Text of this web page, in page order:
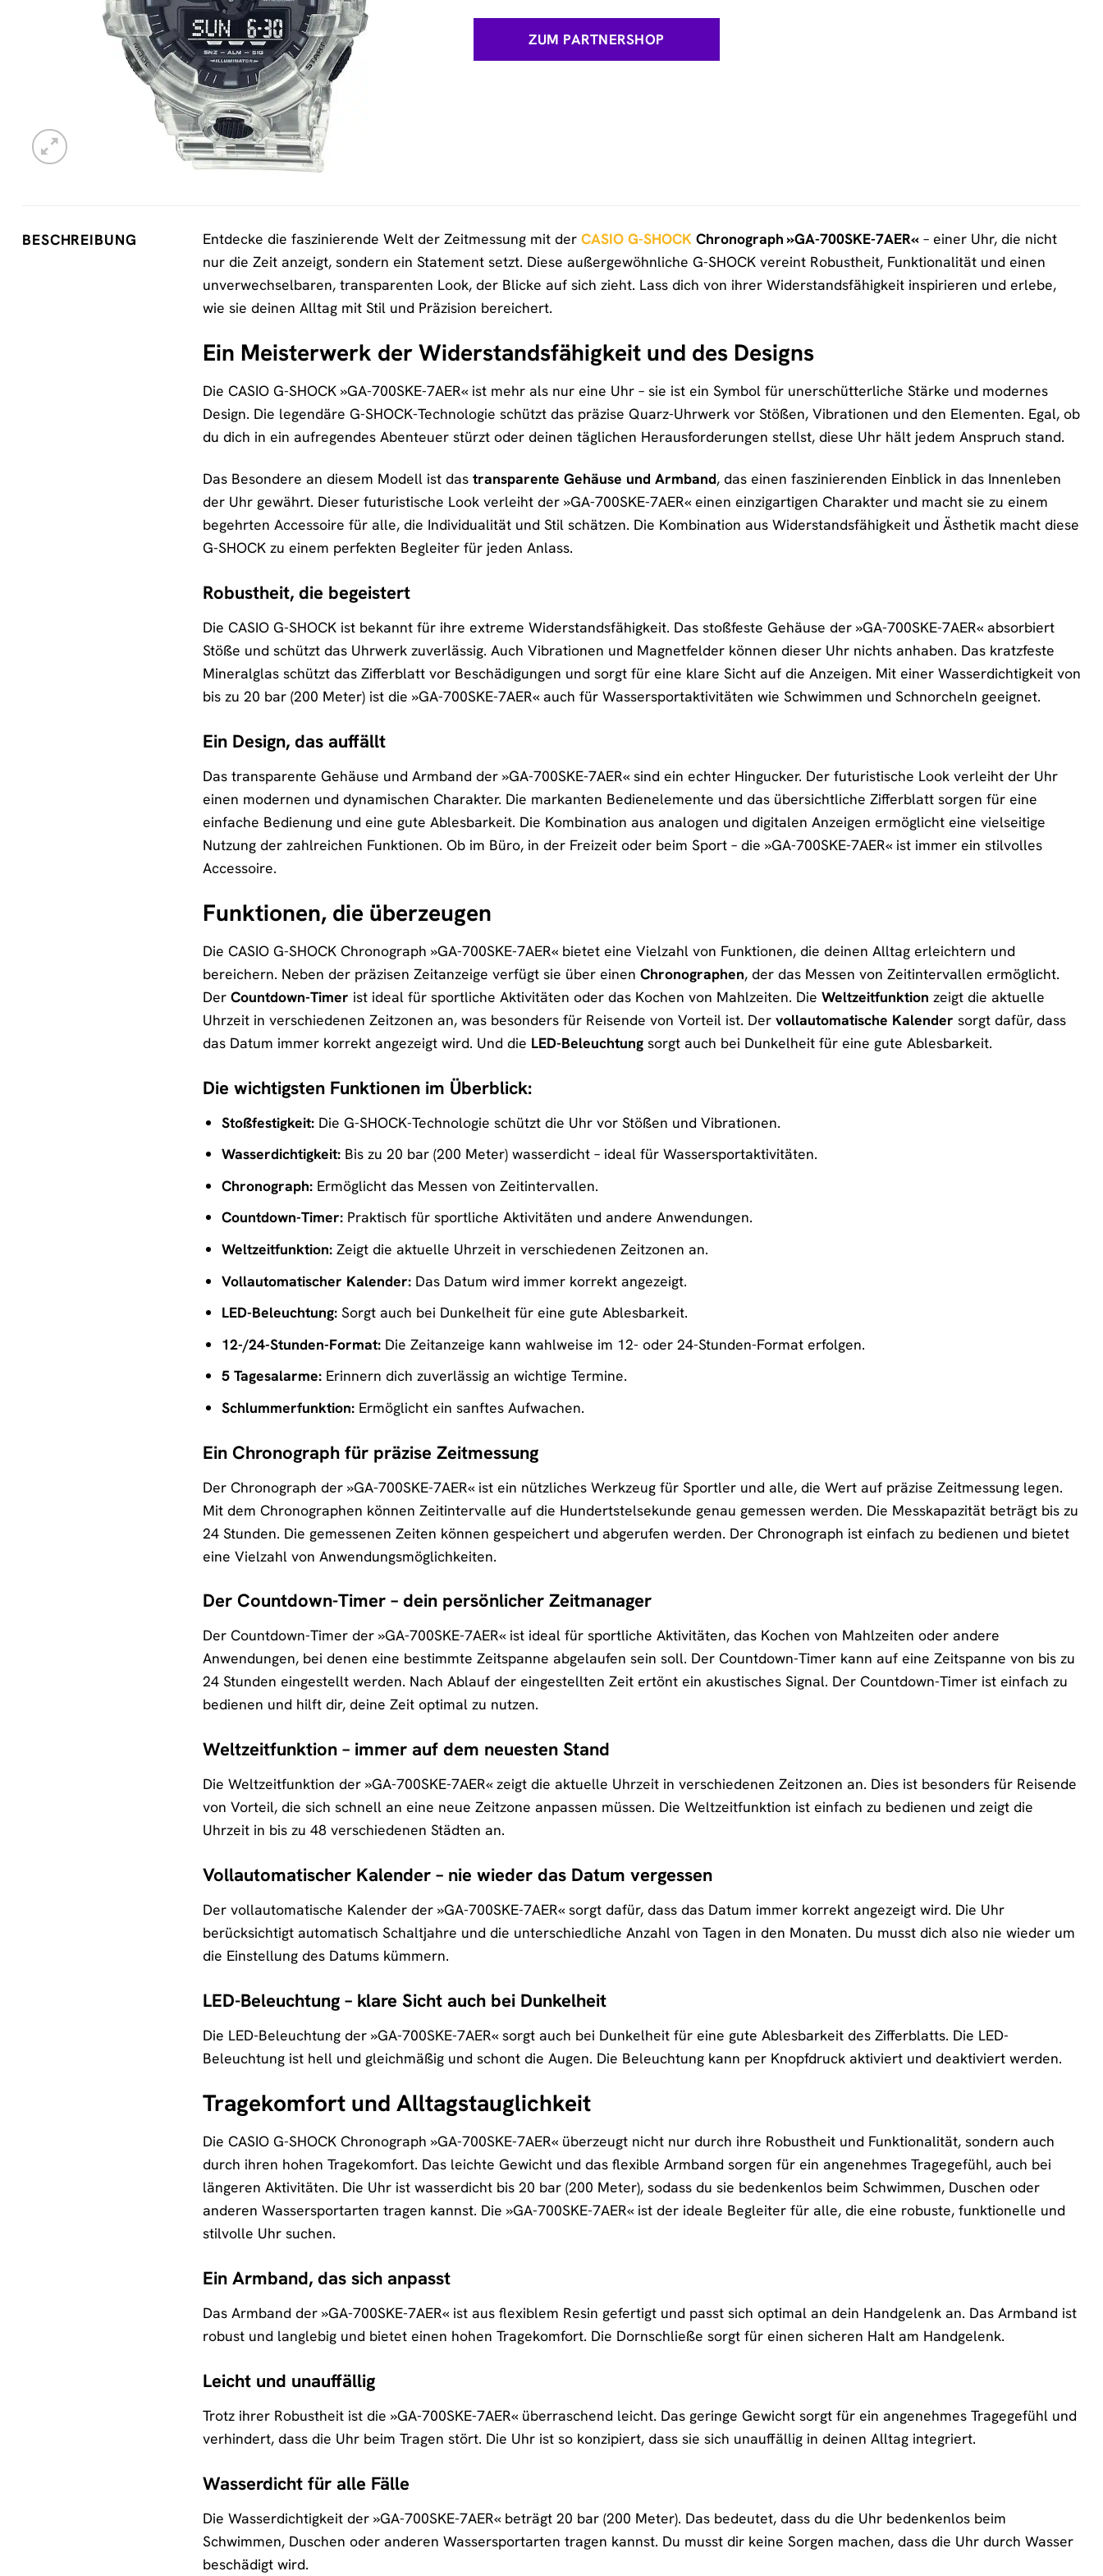
ZUM PARTNERSHOP
BESCHREIBUNG Entdecke die faszinierende Welt der Zeitmessung mit der CASIO G-SHOCK Chronograph »GA-700SKE-7AER« – einer Uhr, die nicht
nur die Zeit anzeigt, sondern ein Statement setzt. Diese außergewöhnliche G-SHOCK vereint Robustheit, Funktionalität und einen
unverwechselbaren, transparenten Look, der Blicke auf sich zieht. Lass dich von ihrer Widerstandsfähigkeit inspirieren und erlebe,
wie sie deinen Alltag mit Stil und Präzision bereichert.
Ein Meisterwerk der Widerstandsfähigkeit und des Designs
Die CASIO G-SHOCK »GA-700SKE-7AER« ist mehr als nur eine Uhr – sie ist ein Symbol für unerschütterliche Stärke und modernes
Design. Die legendäre G-SHOCK-Technologie schützt das präzise Quarz-Uhrwerk vor Stößen, Vibrationen und den Elementen. Egal, ob
du dich in ein aufregendes Abenteuer stürzt oder deinen täglichen Herausforderungen stellst, diese Uhr hält jedem Anspruch stand.
Das Besondere an diesem Modell ist das transparente Gehäuse und Armband, das einen faszinierenden Einblick in das Innenleben
der Uhr gewährt. Dieser futuristische Look verleiht der »GA-700SKE-7AER« einen einzigartigen Charakter und macht sie zu einem
begehrten Accessoire für alle, die Individualität und Stil schätzen. Die Kombination aus Widerstandsfähigkeit und Ästhetik macht diese
G-SHOCK zu einem perfekten Begleiter für jeden Anlass.
Robustheit, die begeistert
Die CASIO G-SHOCK ist bekannt für ihre extreme Widerstandsfähigkeit. Das stoßfeste Gehäuse der »GA-700SKE-7AER« absorbiert
Stöße und schützt das Uhrwerk zuverlässig. Auch Vibrationen und Magnetfelder können dieser Uhr nichts anhaben. Das kratzfeste
Mineralglas schützt das Zifferblatt vor Beschädigungen und sorgt für eine klare Sicht auf die Anzeigen. Mit einer Wasserdichtigkeit von
bis zu 20 bar (200 Meter) ist die »GA-700SKE-7AER« auch für Wassersportaktivitäten wie Schwimmen und Schnorcheln geeignet.
Ein Design, das auffällt
Das transparente Gehäuse und Armband der »GA-700SKE-7AER« sind ein echter Hingucker. Der futuristische Look verleiht der Uhr
einen modernen und dynamischen Charakter. Die markanten Bedienelemente und das übersichtliche Zifferblatt sorgen für eine
einfache Bedienung und eine gute Ablesbarkeit. Die Kombination aus analogen und digitalen Anzeigen ermöglicht eine vielseitige
Nutzung der zahlreichen Funktionen. Ob im Büro, in der Freizeit oder beim Sport – die »GA-700SKE-7AER« ist immer ein stilvolles
Accessoire.
Funktionen, die überzeugen
Die CASIO G-SHOCK Chronograph »GA-700SKE-7AER« bietet eine Vielzahl von Funktionen, die deinen Alltag erleichtern und
bereichern. Neben der präzisen Zeitanzeige verfügt sie über einen Chronographen, der das Messen von Zeitintervallen ermöglicht.
Der Countdown-Timer ist ideal für sportliche Aktivitäten oder das Kochen von Mahlzeiten. Die Weltzeitfunktion zeigt die aktuelle
Uhrzeit in verschiedenen Zeitzonen an, was besonders für Reisende von Vorteil ist. Der vollautomatische Kalender sorgt dafür, dass
das Datum immer korrekt angezeigt wird. Und die LED-Beleuchtung sorgt auch bei Dunkelheit für eine gute Ablesbarkeit.
Die wichtigsten Funktionen im Überblick:
Stoßfestigkeit:Die G-SHOCK-Technologie schützt die Uhr vor Stößen und Vibrationen.
Wasserdichtigkeit:Bis zu 20 bar (200 Meter) wasserdicht – ideal für Wassersportaktivitäten.
Chronograph:Ermöglicht das Messen von Zeitintervallen.
Countdown-Timer:Praktisch für sportliche Aktivitäten und andere Anwendungen.
Weltzeitfunktion:Zeigt die aktuelle Uhrzeit in verschiedenen Zeitzonen an.
Vollautomatischer Kalender:Das Datum wird immer korrekt angezeigt.
LED-Beleuchtung:Sorgt auch bei Dunkelheit für eine gute Ablesbarkeit.
12-/24-Stunden-Format:Die Zeitanzeige kann wahlweise im 12- oder 24-Stunden-Format erfolgen.
5 Tagesalarme:Erinnern dich zuverlässig an wichtige Termine.
Schlummerfunktion:Ermöglicht ein sanftes Aufwachen.
Ein Chronograph für präzise Zeitmessung
Der Chronograph der »GA-700SKE-7AER« ist ein nützliches Werkzeug für Sportler und alle, die Wert auf präzise Zeitmessung legen.
Mit dem Chronographen können Zeitintervalle auf die Hundertstelsekunde genau gemessen werden. Die Messkapazität beträgt bis zu
24 Stunden. Die gemessenen Zeiten können gespeichert und abgerufen werden. Der Chronograph ist einfach zu bedienen und bietet
eine Vielzahl von Anwendungsmöglichkeiten.
Der Countdown-Timer – dein persönlicher Zeitmanager
Der Countdown-Timer der »GA-700SKE-7AER« ist ideal für sportliche Aktivitäten, das Kochen von Mahlzeiten oder andere
Anwendungen, bei denen eine bestimmte Zeitspanne abgelaufen sein soll. Der Countdown-Timer kann auf eine Zeitspanne von bis zu
24 Stunden eingestellt werden. Nach Ablauf der eingestellten Zeit ertönt ein akustisches Signal. Der Countdown-Timer ist einfach zu
bedienen und hilft dir, deine Zeit optimal zu nutzen.
Weltzeitfunktion – immer auf dem neuesten Stand
Die Weltzeitfunktion der »GA-700SKE-7AER« zeigt die aktuelle Uhrzeit in verschiedenen Zeitzonen an. Dies ist besonders für Reisende
von Vorteil, die sich schnell an eine neue Zeitzone anpassen müssen. Die Weltzeitfunktion ist einfach zu bedienen und zeigt die
Uhrzeit in bis zu 48 verschiedenen Städten an.
Vollautomatischer Kalender – nie wieder das Datum vergessen
Der vollautomatische Kalender der »GA-700SKE-7AER« sorgt dafür, dass das Datum immer korrekt angezeigt wird. Die Uhr
berücksichtigt automatisch Schaltjahre und die unterschiedliche Anzahl von Tagen in den Monaten. Du musst dich also nie wieder um
die Einstellung des Datums kümmern.
LED-Beleuchtung – klare Sicht auch bei Dunkelheit
Die LED-Beleuchtung der »GA-700SKE-7AER« sorgt auch bei Dunkelheit für eine gute Ablesbarkeit des Zifferblatts. Die LED-
Beleuchtung ist hell und gleichmäßig und schont die Augen. Die Beleuchtung kann per Knopfdruck aktiviert und deaktiviert werden.
Tragekomfort und Alltagstauglichkeit
Die CASIO G-SHOCK Chronograph »GA-700SKE-7AER« überzeugt nicht nur durch ihre Robustheit und Funktionalität, sondern auch
durch ihren hohen Tragekomfort. Das leichte Gewicht und das flexible Armband sorgen für ein angenehmes Tragegefühl, auch bei
längeren Aktivitäten. Die Uhr ist wasserdicht bis 20 bar (200 Meter), sodass du sie bedenkenlos beim Schwimmen, Duschen oder
anderen Wassersportarten tragen kannst. Die »GA-700SKE-7AER« ist der ideale Begleiter für alle, die eine robuste, funktionelle und
stilvolle Uhr suchen.
Ein Armband, das sich anpasst
Das Armband der »GA-700SKE-7AER« ist aus flexiblem Resin gefertigt und passt sich optimal an dein Handgelenk an. Das Armband ist
robust und langlebig und bietet einen hohen Tragekomfort. Die Dornschließe sorgt für einen sicheren Halt am Handgelenk.
Leicht und unauffällig
Trotz ihrer Robustheit ist die »GA-700SKE-7AER« überraschend leicht. Das geringe Gewicht sorgt für ein angenehmes Tragegefühl und
verhindert, dass die Uhr beim Tragen stört. Die Uhr ist so konzipiert, dass sie sich unauffällig in deinen Alltag integriert.
Wasserdicht für alle Fälle
Die Wasserdichtigkeit der »GA-700SKE-7AER« beträgt 20 bar (200 Meter). Das bedeutet, dass du die Uhr bedenkenlos beim
Schwimmen, Duschen oder anderen Wassersportarten tragen kannst. Du musst dir keine Sorgen machen, dass die Uhr durch Wasser
beschädigt wird.